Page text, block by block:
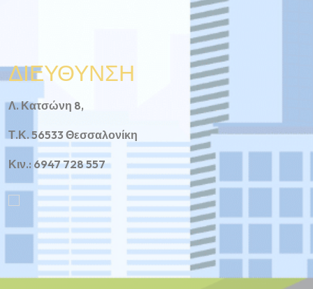
ΔΙΕΥΘΥΝΣΗ
Λ. Κατσώνη 8,
Τ.Κ. 56533 Θεσσαλονίκη
Κιν.: 6947 728 557